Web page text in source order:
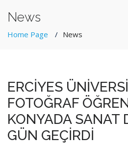
News
Home Page News
ERCİYES
FOTOĞRAF
KONYADA SANAT
GÜN GEÇİRDİ